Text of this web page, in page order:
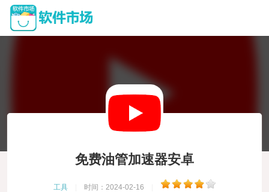
免费油管加速器安卓
工具 时间：2024-02-16